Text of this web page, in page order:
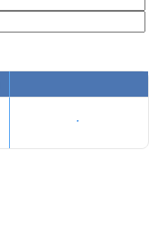
Tampilkan harga